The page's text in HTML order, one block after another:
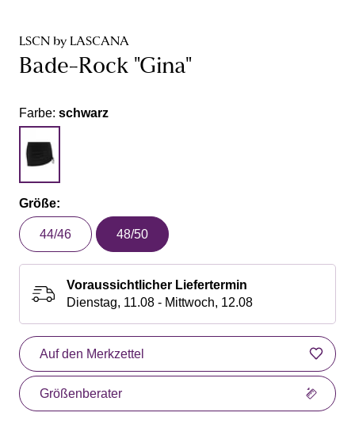
LSCN by LASCANA
Bade-Rock "Gina"
Farbe: schwarz
Größe:
44/46 48/50
Voraussichtlicher Liefertermin
Dienstag, 11.08 - Mittwoch, 12.08
Auf den Merkzettel
Größenberater